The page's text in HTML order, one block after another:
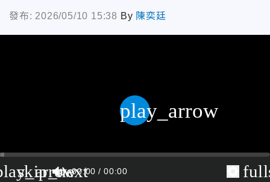
發布: 2026/05/10 15:38 By 陳奕廷
skip_next
00:00 00:00
play_arrow